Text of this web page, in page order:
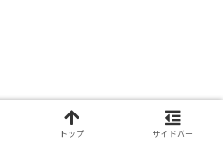
シリーズ – ベーシ
トップ サイドバー